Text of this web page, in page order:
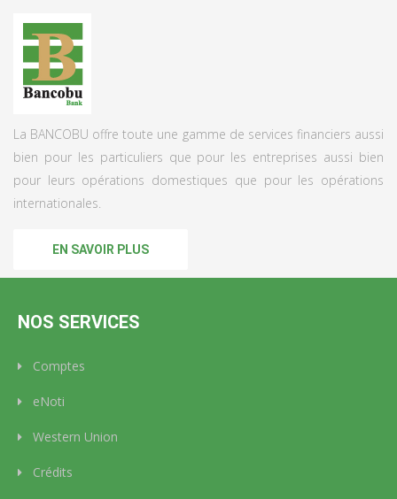
La BANCOBU offre toute une gamme de services financiers aussi
bien pour les particuliers que pour les entreprises aussi bien
pour leurs opérations domestiques que pour les opérations
internationales.
EN SAVOIR PLUS
NOS SERVICES
Comptes
eNoti
Western Union
Crédits